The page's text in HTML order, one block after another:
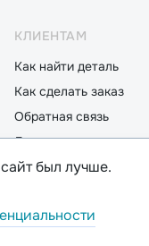
КЛИЕНТАМ
Как найти деталь
Как сделать заказ
Обратная связь
Доставка
Оплата
© 2026,ООО "ППР"
был лучше.